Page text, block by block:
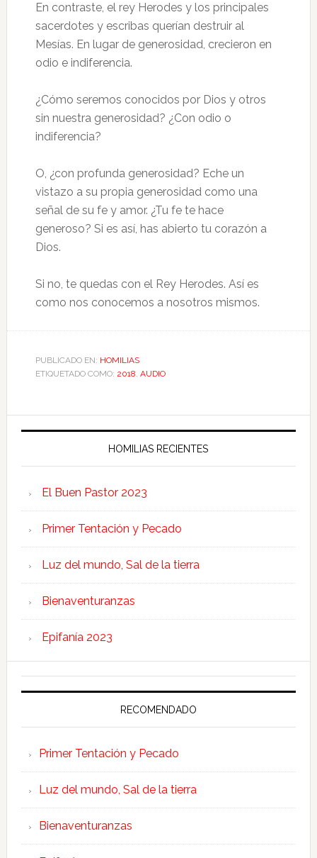
En contraste, el rey Herodes y los principales
sacerdotes y escribas querían destruir al
Mesías. En lugar de generosidad, crecieron en
odio e indiferencia.
¿Cómo seremos conocidos por Dios y otros
sin nuestra generosidad? ¿Con odio o
indiferencia?
O, ¿con profunda generosidad? Eche un
vistazo a su propia generosidad como una
señal de su fe y amor. ¿Tu fe te hace
generoso? Si es así, has abierto tu corazón a
Dios.
Si no, te quedas con el Rey Herodes. Así es
como nos conocemos a nosotros mismos.
PUBLICADO EN: HOMILIAS
ETIQUETADO COMO: 2018, AUDIO
HOMILIAS RECIENTES
El Buen Pastor 2023
Primer Tentación y Pecado
Luz del mundo, Sal de la tierra
Bienaventuranzas
Epifanía 2023
RECOMENDADO
Primer Tentación y Pecado
Luz del mundo, Sal de la tierra
Bienaventuranzas